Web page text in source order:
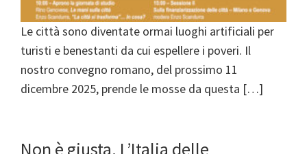
Le città sono diventate ormai luoghi artificiali per
turisti e benestanti da cui espellere i poveri. Il
nostro convegno romano, del prossimo 11
dicembre 2025, prende le mosse da questa […]
Non è giusta. L’Italia delle